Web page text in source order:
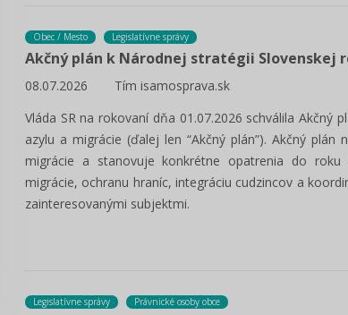
Obec / Mesto Legislatívne správy
Akčný plán k Národnej stratégii Slovenskej
08.07.2026
Tím isamosprava.sk
Vláda SR na rokovaní dňa 01.07.2026 schválila Akčný
azylu a migrácie (ďalej len “Akčný plán”). Akčný
migrácie a stanovuje konkrétne opatrenia do
migrácie, ochranu hraníc, integráciu cudzincov a
zainteresovanými subjektmi.
Legislatívne správy Právnické osoby obce